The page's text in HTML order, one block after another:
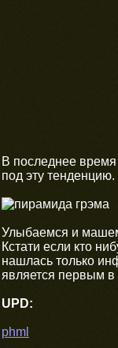
В последнее время
под эту тенденцию.
Улыбаемся и
Кстати если кто
нашлась только
является первым
UPD:
phml